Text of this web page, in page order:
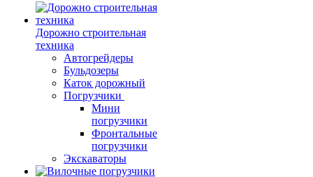
Дорожно строительная
техника
Автогрейдеры
Бульдозеры
Каток дорожный
Погрузчики
Мини
погрузчики
Фронтальные
погрузчики
Экскаваторы